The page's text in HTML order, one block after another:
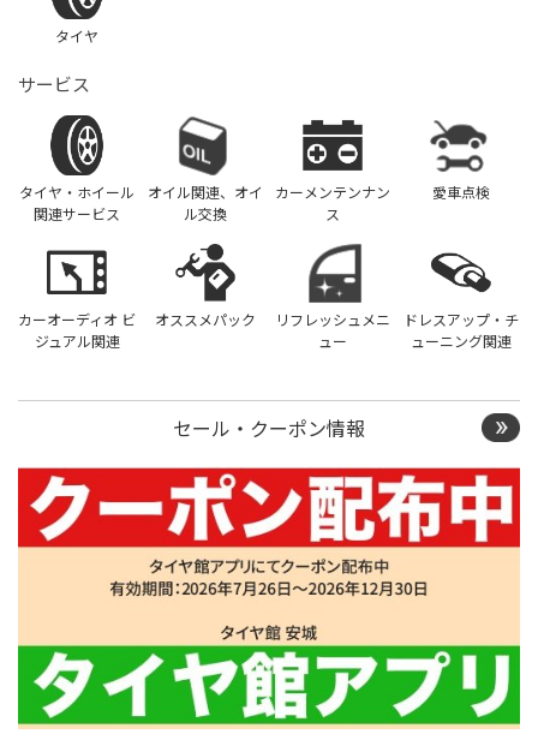
タイヤ
サービス
タイヤ・ホイール
関連サービス
オイル関連、オイ
ル交換
カーメンテンナン
ス
愛車点検
カーオーディオ ビ
ジュアル関連
オススメパック
リフレッシュメニ
ュー
ドレスアップ・チ
ューニング関連
セール・クーポン情報